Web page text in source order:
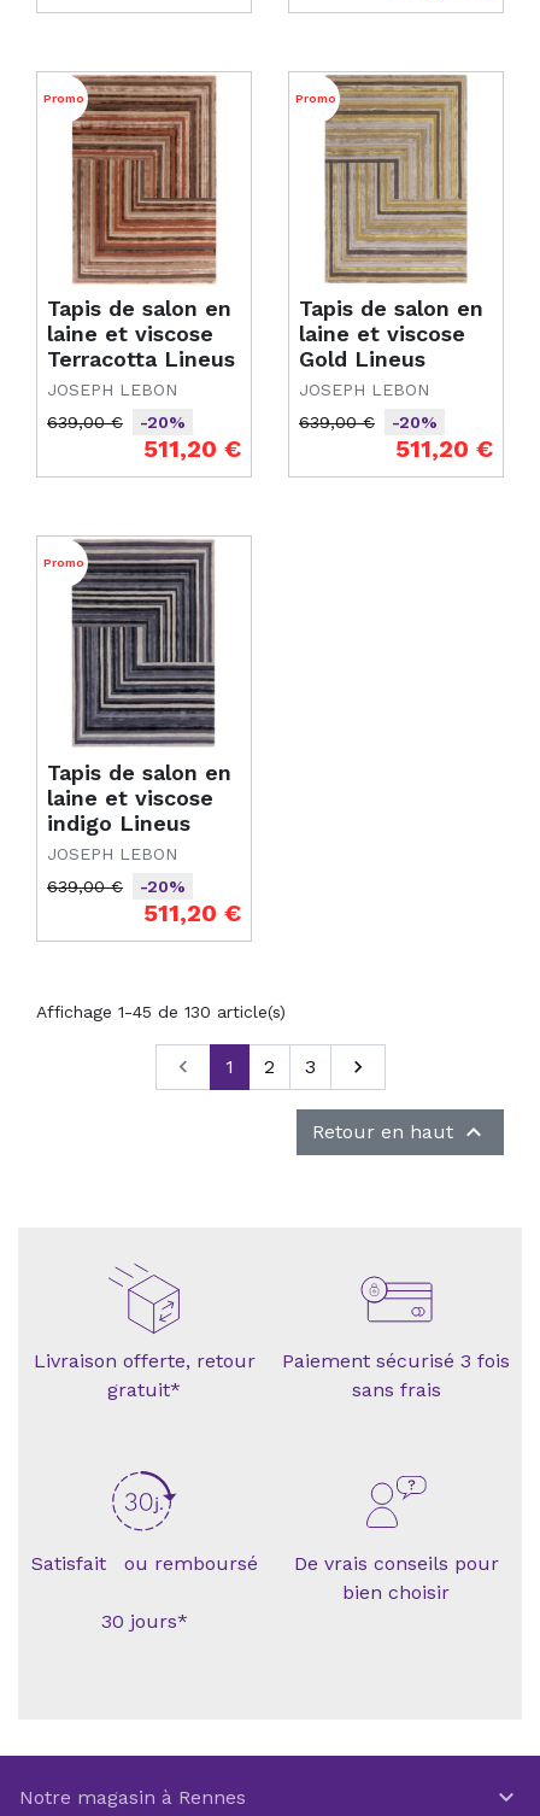
Tapis de salon en
laine et viscose
Terracotta Lineus
JOSEPH LEBON
Prix de base
639,00 €
-20%
511,20 €
Promo
Tapis de salon en
laine et viscose
Gold Lineus
JOSEPH LEBON
Prix de base
639,00 €
-20%
511,20 €
Promo
Tapis de salon en
laine et viscose
indigo Lineus
JOSEPH LEBON
Prix de base
639,00 €
-20%
511,20 €
Promo
Affichage 1-45 de 130 article(s)
Précédent
 1 2 3 Suivant

Retour en haut 
Livraison offerte, retour
gratuit*
Paiement sécurisé 3 fois
sans frais
Satisfait ou remboursé
30 jours*
De vrais conseils pour
bien choisir
Notre magasin à Rennes 